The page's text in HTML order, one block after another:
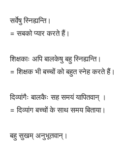
सर्वेषु स्निह्यन्ति।
= सबको प्यार करते हैं।
शिक्षकाः अपि बालकेषु बहु स्निह्यन्ति।
= शिक्षक भी बच्चों को बहुत स्नेह करते हैं।
दिव्यांगैः बालकैः सह समयं यापितवान् ।
= दिव्यांग बच्चों के साथ समय बिताया।
बहु सुखम् अनुभूतवान्।